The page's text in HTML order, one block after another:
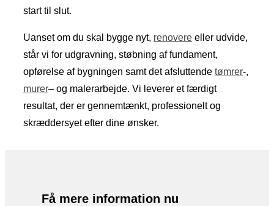
start til slut.
Uanset om du skal bygge nyt, renovere eller udvide,
står vi for udgravning, støbning af fundament,
opførelse af bygningen samt det afsluttende tømrer-,
murer– og malerarbejde. Vi leverer et færdigt
resultat, der er gennemtænkt, professionelt og
skræddersyet efter dine ønsker.
Få mere information nu